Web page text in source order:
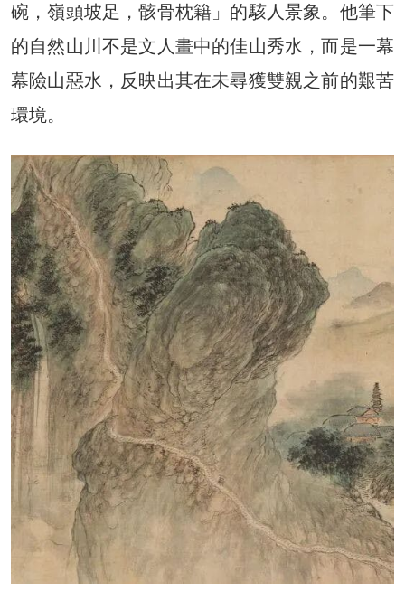
碗，嶺頭坡足，骸骨枕籍」的駭人景象。他筆下
的自然山川不是文人畫中的佳山秀水，而是一幕
幕險山惡水，反映出其在未尋獲雙親之前的艱苦
環境。